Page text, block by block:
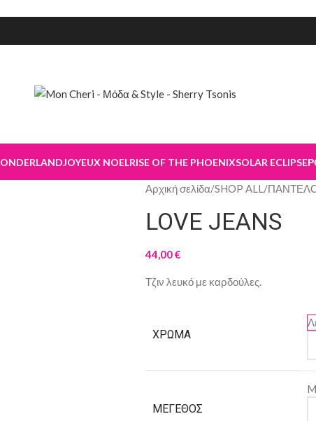
JOYEUX NOELRISE OF THE PHOENIXSOLAR ECLIPSE
Αρχική σελίδα/SHOP ALL/
LOVE JEANS
44,00€
Τζιν λευκό με καρδούλες.
ΧΡΏΜΑ
ΜΈΓΕΘΟΣ
M